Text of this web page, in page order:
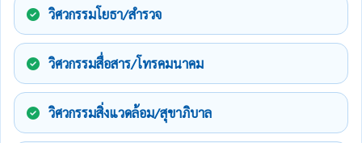
วิศวกรรมโยธา/สำรวจ
วิศวกรรมสื่อสาร/โทรคมนาคม
วิศวกรรมสิ่งแวดล้อม/สุขาภิบาล